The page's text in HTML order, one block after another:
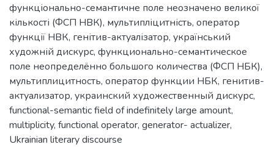
функціонально-семантичне поле неозначено великої
кількості (ФСП НВК), мультипліцитність, оператор
функції НВК, генітив-актуалізатор, український
художній дискурс, функционально-семантическое
поле неопределённо большого количества (ФСП НБК),
мультиплицитность, оператор функции НБК, генитив-
актуализатор, украинский художественный дискурс,
functional-semantic field of indefinitely large amount,
multiplicity, functional operator, generator- actualizer,
Ukrainian literary discourse